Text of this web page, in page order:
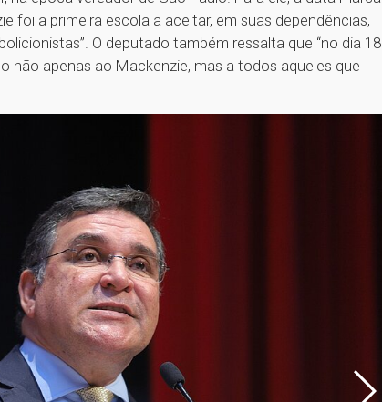
foi a primeira escola a aceitar, em suas dependências,
O deputado também ressalta que “no dia 18
não apenas ao Mackenzie, mas a todos aqueles que